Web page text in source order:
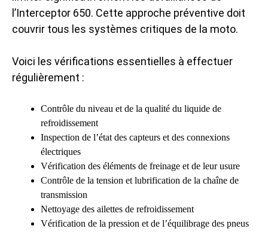
l’Interceptor 650. Cette approche préventive doit
couvrir tous les systèmes critiques de la moto.
Voici les vérifications essentielles à effectuer
régulièrement :
Contrôle du niveau et de la qualité du liquide de
refroidissement
Inspection de l’état des capteurs et des connexions
électriques
Vérification des éléments de freinage et de leur usure
Contrôle de la tension et lubrification de la chaîne de
transmission
Nettoyage des ailettes de refroidissement
Vérification de la pression et de l’équilibrage des pneus